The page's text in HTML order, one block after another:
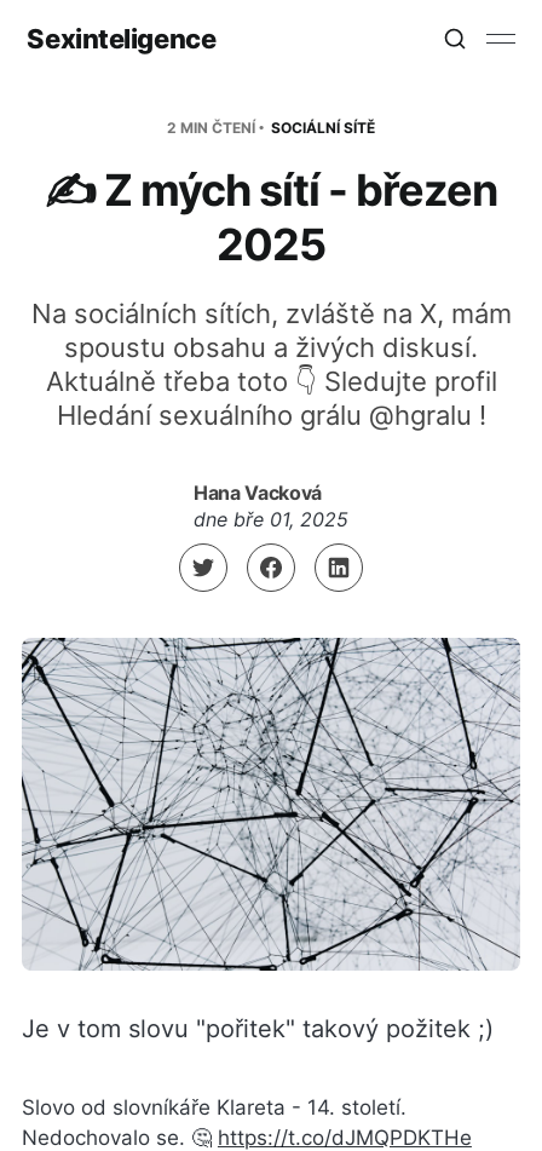
Sexinteligence
2 MIN ČTENÍ SOCIÁLNÍ SÍTĚ
✍️ Z mých sítí - březen
2025
Na sociálních sítích, zvláště na X, mám
spoustu obsahu a živých diskusí.
Aktuálně třeba toto 👇 Sledujte profil
Hledání sexuálního grálu @hgralu !
Hana Vacková
dne bře 01, 2025
Je v tom slovu "pořitek" takový požitek ;)
Slovo od slovníkáře Klareta - 14. století.
Nedochovalo se. 🤔 https://t.co/dJMQPDKTHe